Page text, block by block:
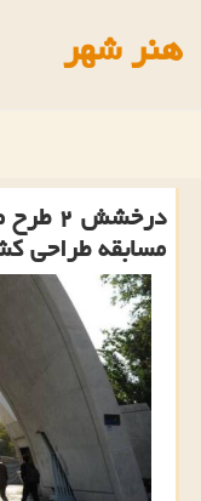
هنر شهر
مسابقه طراحی